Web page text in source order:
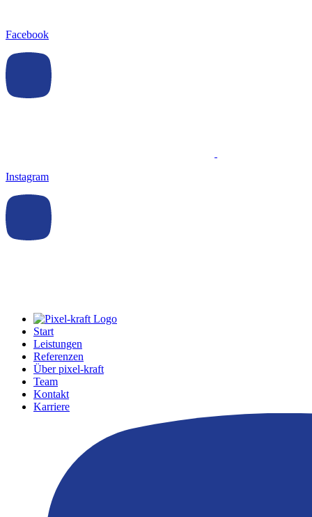
Facebook
Instagram
Start
Leistungen
Referenzen
Über pixel-kraft
Team
Kontakt
Karriere